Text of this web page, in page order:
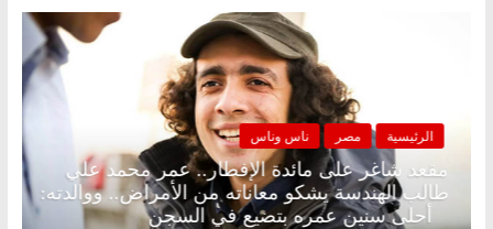
الرئيسية مصر ناس وناس
مقعد شاغر على مائدة الإفطار.. عمر محمد علي
طالب الهندسة يشكو معاناته من الأمراض.. ووالدته:
أحلى سنين عمره بتضيع في السجن